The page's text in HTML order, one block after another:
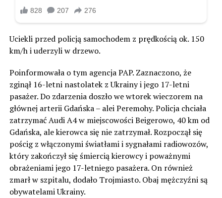
Uciekli przed policją samochodem z prędkością ok. 150
km/h i uderzyli w drzewo.
Poinformowała o tym agencja PAP. Zaznaczono, że
zginął 16-letni nastolatek z Ukrainy i jego 17-letni
pasażer. Do zdarzenia doszło we wtorek wieczorem na
głównej arterii Gdańska – alei Peremohy. Policja chciała
zatrzymać Audi A4 w miejscowości Beigerowo, 40 km od
Gdańska, ale kierowca się nie zatrzymał. Rozpoczął się
pościg z włączonymi światłami i sygnałami radiowozów,
który zakończył się śmiercią kierowcy i poważnymi
obrażeniami jego 17-letniego pasażera. On również
zmarł w szpitalu, dodało Trojmiasto. Obaj mężczyźni są
obywatelami Ukrainy.